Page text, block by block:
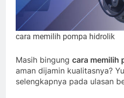
cara memilih pompa hidrolik
Masih bingung cara memilih
aman dijamin kualitasnya?
selengkapnya pada ulasan